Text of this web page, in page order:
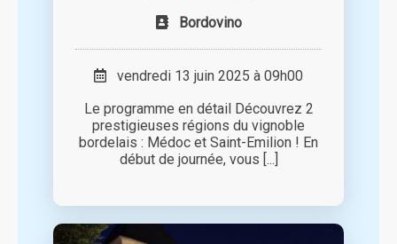
Bordovino
vendredi 13 juin 2025 à 09h00
Le programme en détail Découvrez 2
prestigieuses régions du vignoble
bordelais : Médoc et Saint-Emilion ! En
début de journée, vous [...]